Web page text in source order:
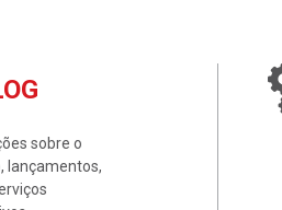
sobre o
lançamentos,